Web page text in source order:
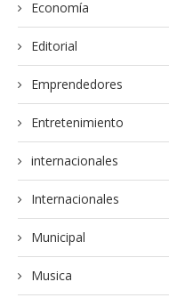
Economía
Editorial
Emprendedores
Entretenimiento
internacionales
Internacionales
Municipal
Musica